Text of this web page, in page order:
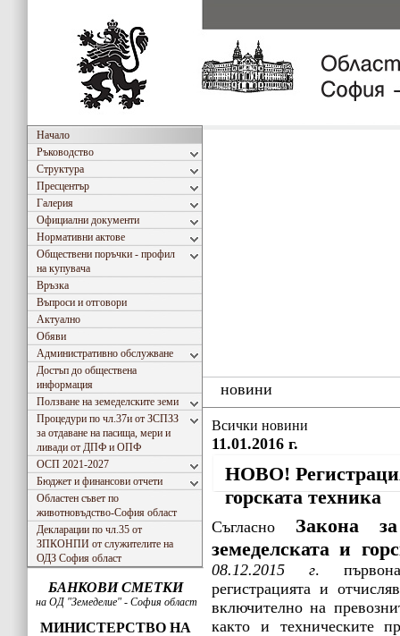
Начало
Ръководство
Структура
Пресцентър
Галерия
Официални документи
Нормативни актове
Обществени поръчки - профил
на купувача
Връзка
Въпроси и отговори
Актуално
Обяви
Административно обслужване
Достъп до обществена
информация
Ползване на земеделските земи
Процедури по чл.37и от ЗСПЗЗ
за отдаване на пасища, мери и
ливади от ДПФ и ОПФ
ОСП 2021-2027
Бюджет и финансови отчети
Областен съвет по
животновъдство-София област
Декларации по чл.35 от
ЗПКОНПИ от служителите на
ОДЗ София област
БАНКОВИ СМЕТКИ
на ОД "Земеделие" - София област
МИНИСТЕРСТВО НА
новини
Всички новини
11.01.2016 г.
НОВО!
горската техника
Съгласно Закона
земеделската и
08.12.2015 г.
регистрацията и
включително на
както и техническите